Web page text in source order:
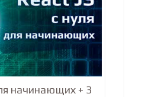
начинающих + 3